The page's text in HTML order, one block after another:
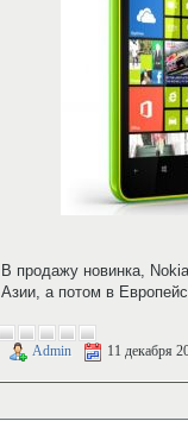
В продажу новинка,
Азии, а потом в
Admin 11 декабря